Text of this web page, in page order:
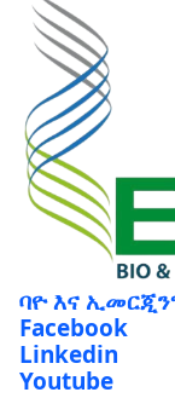
ባዮ እና
Facebook
Linkedin
Youtube